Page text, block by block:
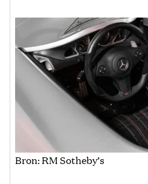
Bron: RM Sotheby’s